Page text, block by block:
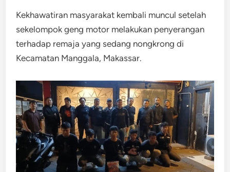
Kekhawatiran masyarakat kembali muncul setelah
sekelompok geng motor melakukan penyerangan
terhadap remaja yang sedang nongkrong di
Kecamatan Manggala, Makassar.